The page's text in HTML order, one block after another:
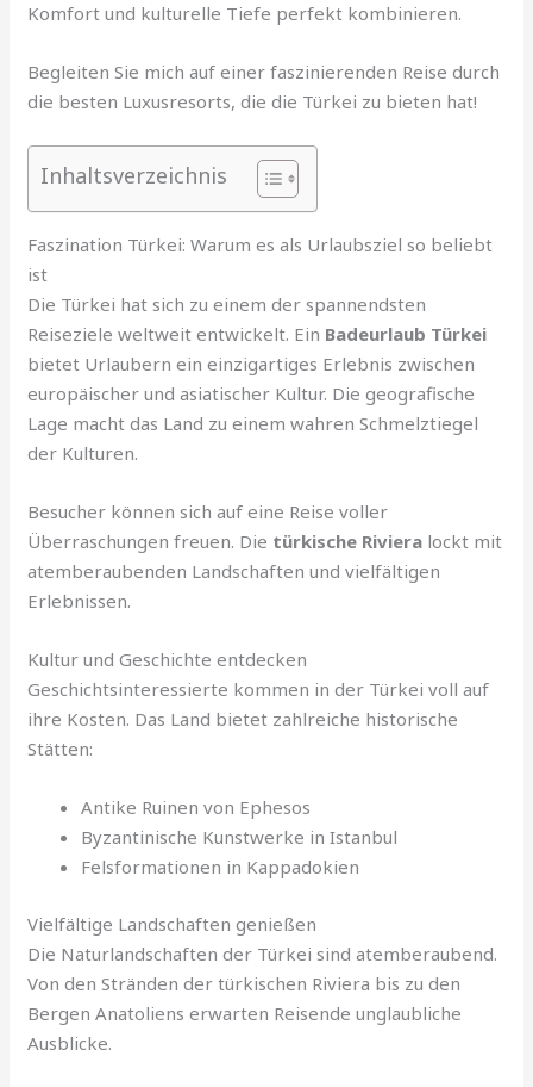
Komfort und kulturelle Tiefe perfekt kombinieren.
Begleiten Sie mich auf einer faszinierenden Reise durch
die besten Luxusresorts, die die Türkei zu bieten hat!
Inhaltsverzeichnis
Faszination Türkei: Warum es als Urlaubsziel so beliebt
ist
Die Türkei hat sich zu einem der spannendsten
Reiseziele weltweit entwickelt. Ein Badeurlaub Türkei
bietet Urlaubern ein einzigartiges Erlebnis zwischen
europäischer und asiatischer Kultur. Die geografische
Lage macht das Land zu einem wahren Schmelztiegel
der Kulturen.
Besucher können sich auf eine Reise voller
Überraschungen freuen. Die türkische Riviera lockt mit
atemberaubenden Landschaften und vielfältigen
Erlebnissen.
Kultur und Geschichte entdecken
Geschichtsinteressierte kommen in der Türkei voll auf
ihre Kosten. Das Land bietet zahlreiche historische
Stätten:
Antike Ruinen von Ephesos
Byzantinische Kunstwerke in Istanbul
Felsformationen in Kappadokien
Vielfältige Landschaften genießen
Die Naturlandschaften der Türkei sind atemberaubend.
Von den Stränden der türkischen Riviera bis zu den
Bergen Anatoliens erwarten Reisende unglaubliche
Ausblicke.